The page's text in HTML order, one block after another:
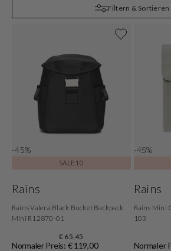
Filtern & Sortieren
-45%
SALE10
Rains
Rains Valera Black Bucket Backpack
Mini R12870-01
€ 65,45
Normaler Preis: € 119,00
-45%
Rains
Rains Mini
103
Normaler